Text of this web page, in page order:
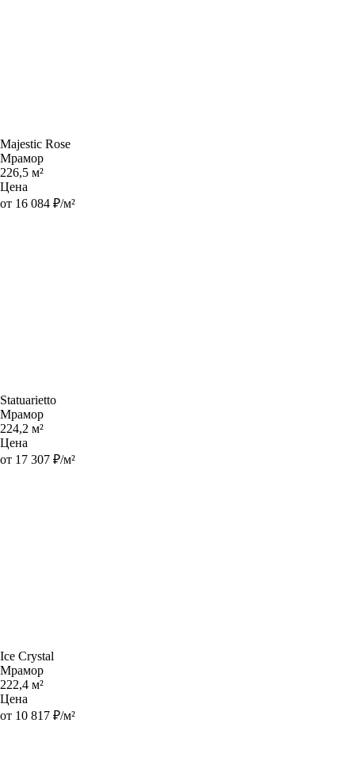
Majestic Rose
Мрамор
226,5 м²
Цена
от 16 084 ₽/м²
Statuarietto
Мрамор
224,2 м²
Цена
от 17 307 ₽/м²
Ice Crystal
Мрамор
222,4 м²
Цена
от 10 817 ₽/м²